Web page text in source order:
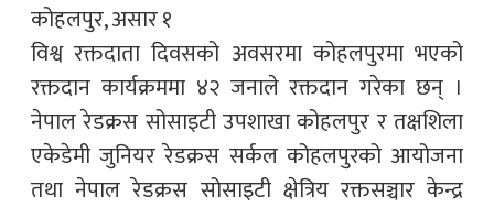
कोहलपुर, असार १
विश्व रक्तदाता दिवसको अवसरमा कोहलपुरमा भएको
रक्तदान कार्यक्रममा ४२ जनाले रक्तदान गरेका छन् ।
नेपाल रेडक्रस सोसाइटी उपशाखा कोहलपुर र तक्षशिला
एकेडेमी जुनियर रेडक्रस सर्कल कोहलपुरको आयोजना
तथा नेपाल रेडक्रस सोसाइटी क्षेत्रिय रक्तसञ्चार केन्द्र